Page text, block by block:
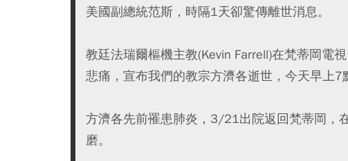
美國副總統范斯，時隔1天卻驚傳離世消息。
教廷法瑞爾樞機主教(Kevin Farrell)在梵蒂岡電
悲痛，宣布我們的教宗方濟各逝世，今天早上7
方濟各先前罹患肺炎，3/21出院返回梵蒂岡，
磨。